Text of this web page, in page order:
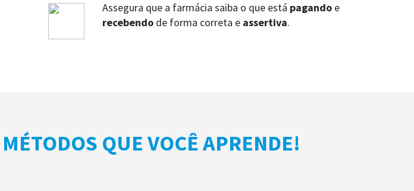
Assegura que a farmácia saiba o que está pagandoe
recebendode forma correta e assertiva.
QUE VOCÊ APRENDE!